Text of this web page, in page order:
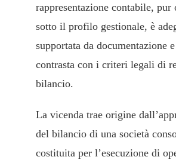
rappresentazione contabile, pur
sotto il profilo gestionale, è
supportata da documentazione
contrasta con i criteri legali di
bilancio.
La vicenda trae origine
del bilancio di una società
costituita per l’esecuzione di